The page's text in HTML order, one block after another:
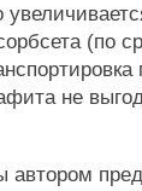
(по
не